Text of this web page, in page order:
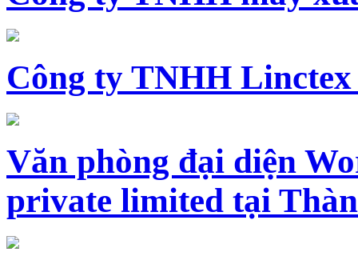
Công ty TNHH Linctex
Văn phòng đại diện
private limited tại